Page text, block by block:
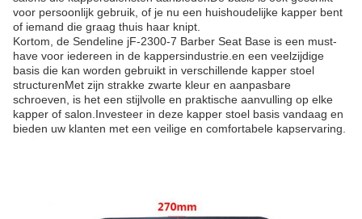
voor persoonlijk gebruik, of je nu een huishoudelijke kapper bent
of iemand die graag thuis haar knipt.
Kortom, de Sendeline jF-2300-7 Barber Seat Base is een must-
have voor iedereen in de kappersindustrie.en een veelzijdige
basis die kan worden gebruikt in verschillende kapper stoel
structurenMet zijn strakke zwarte kleur en aanpasbare
schroeven, is het een stijlvolle en praktische aanvulling op elke
kapper of salon.Investeer in deze kapper stoel basis vandaag en
bieden uw klanten met een veilige en comfortabele kapservaring.